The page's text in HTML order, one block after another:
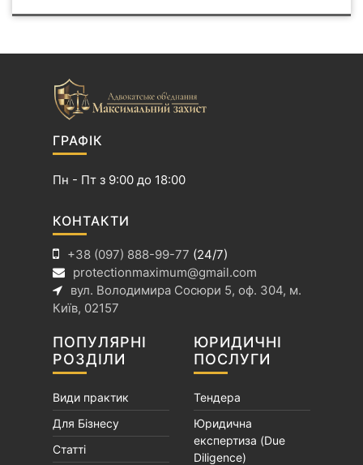
а
і
ГРАФІК
Пн - Пт з 9:00 до 18:00
КОНТАКТИ
+38 (097) 888-99-77 (24/7)
protectionmaximum@gmail.com
вул. Володимира Сосюри 5, оф. 304, м.
Київ, 02157
ПОПУЛЯРНІ
РОЗДІЛИ
Види практик
Для Бізнесу
Статті
ЮРИДИЧНІ
ПОСЛУГИ
Тендера
Юридична
експертиза (Due
Diligence)